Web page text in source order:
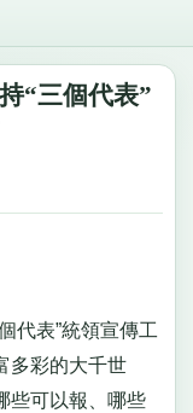
確的輿論導向就要堅持
“三個代表”
表”統領宣傳工
多彩的大千世
些可以報、哪些